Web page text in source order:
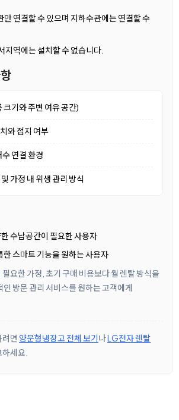
만 연결할 수 있으며 지하수관에는 연결할 수
지역에는 설치할 수 없습니다.
크기와 주변 여유 공간)
와 접지 여부
수 연결 환경
가정 내 위생 관리 방식
수납공간이 필요한 사용자
스마트 기능을 원하는 사용자
요한 가정, 초기 구매 비용보다 월 렌탈 방식을
방문 관리 서비스를 원하는 고객에게
려면 양문형냉장고 전체 보기나LG전자 렌탈
세요.